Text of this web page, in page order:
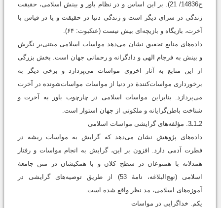
ح14836/ 21). بر این اساس و در نظام باور و بینش اسلامی، حقیقت
زندگی در سرای دیگر است و زندگی دنیا در حقیقت و یا در قیاس با
آخرت، بازیگاه و بازیچه‌ای بیش نیست (عنکبوت: ۶۴).
داده‌های منابع تحقیق نشان می‌دهد مواسات اسلامی مبتنی‌بر نگرش
و بینش به فرجام الهی و دادگرانه و رحمانی جهان است. بخش بزرگی
از این منابع به آثار اخروی مواسات می‌پردازد و برخی دیگر به
برخورداری مواسات‌کنندة در دنیا از مواسات مواسات‌شونده در آخرت
می‌پردازد. بنابراین مواسات اسلامی در چارچوب باور به آخرت و
شناخت باطن‌گرایانه و ملکوتی از جهان استوار است.
2ـ1ـ3. مؤلفه‌های گرايشی مواسات اسلامی
داده‌های پژوهش نشان می‌دهد که گرایش به مواسات ریشه در
فطرت آدمی دارد. افزون بر این، گرایش به انجام مواسات و رفتار
همدلانه با همنوعان در سطح کلان و با همکیشان در متن جامعة
اسلامی (نهج‌البلاغه، نامۀ 53) از طریق توصیه‌های گرایشی در
آموزه‌های اسلامی، مد نظر واقع شده است.
يکم. خداگرايی در مواسات